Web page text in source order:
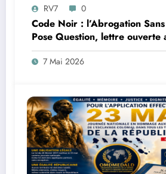
RV7 0
Code Noir : l’Abrogation
Pose Question, lettre ouverte
Max Mathiasin
7 Mai 2026